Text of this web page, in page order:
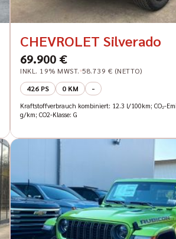
CHEVROLET Silverado
69.900 €
INKL. 19% MWST. 58.739 € (NETTO)
426 PS
0 KM -
Kraftstoffverbrauch kombiniert: 12.3 l/100km; CO₂-
g/km; CO2-Klasse: G